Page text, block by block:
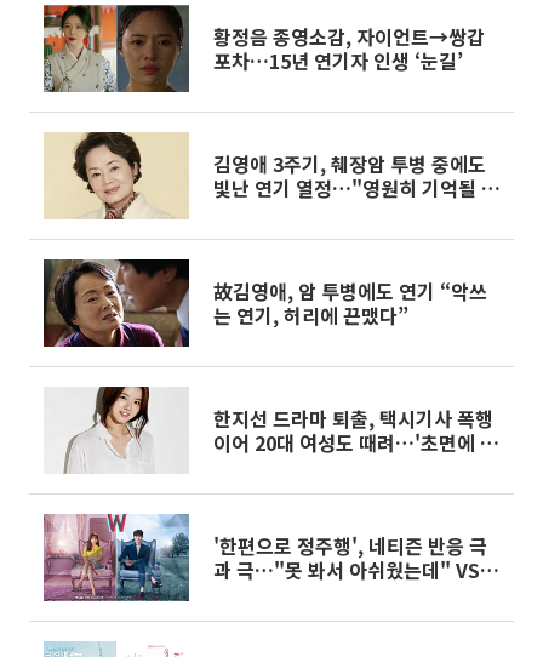
황정음 종영소감, 자이언트→쌍갑
포차…15년 연기자 인생 ‘눈길’
김영애 3주기, 췌장암 투병 중에도
빛난 연기 열정…"영원히 기억될 배
故김영애, 암 투병에도 연기 “악쓰
는 연기, 허리에 끈맸다”
한지선 드라마 퇴출, 택시기사 폭행
이어 20대 여성도 때려…'초면에 사
'한편으로 정주행', 네티즌 반응 극
과 극…"못 봐서 아쉬웠는데" VS